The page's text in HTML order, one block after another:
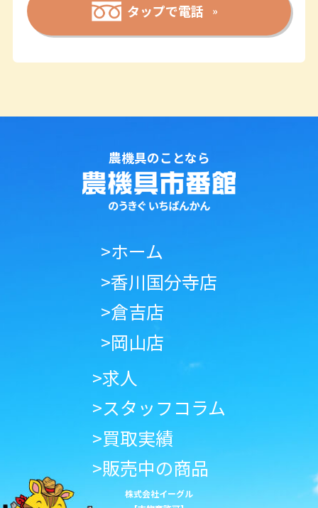
タップで電話
農機具のことなら
>ホーム
>香川国分寺店
>倉吉店
>岡山店
>求人
>スタッフコラム
>買取実績
>販売中の商品
株式会社イーグル